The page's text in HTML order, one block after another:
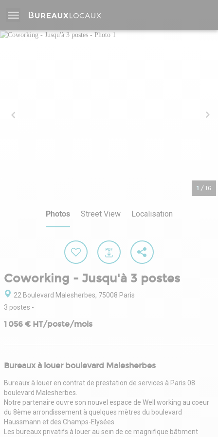
1 / 16
Photos Street View Localisation
Coworking - Jusqu'à 3 postes
22 Boulevard Malesherbes, 75008 Paris
3 postes -
1 056 € HT/poste/mois
Bureaux à louer boulevard Malesherbes
Bureaux à louer en contrat de prestation de services à Paris 08
boulevard Malesherbes.
Notre partenaire ouvre son nouvel espace de Well working au coeur
du 8ème arrondissement à quelques mètres du boulevard
Haussmann et des Champs-Elysées.
Les bureaux privatifs à louer au sein de ce magnifique bâtiment